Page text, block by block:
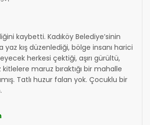
kaybetti. Kadıköy Belediye’sinin
yaz kış düzenlediği, bölge insanı harici
herkesi çektiği, aşırı gürültü,
maruz bıraktığı bir mahalle
Tatlı huzur falan yok. Çocuklu bir